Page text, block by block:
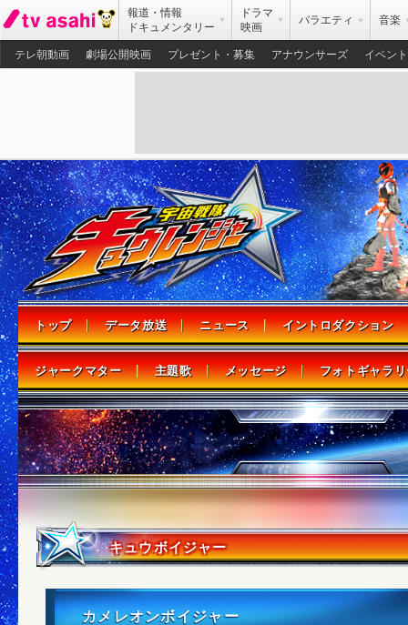
報道・情報
ドキュメンタリー
ドラマ
映画
バラエティ 音楽
テレ朝動画 劇場公開映画 プレゼント・募集 アナウンサーズ イベント
トップ データ放送 ニュース イントロダクション
ジャークマター 主題歌 メッセージ フォトギャラ
キュウボイジャー
カメレオンボイジャー